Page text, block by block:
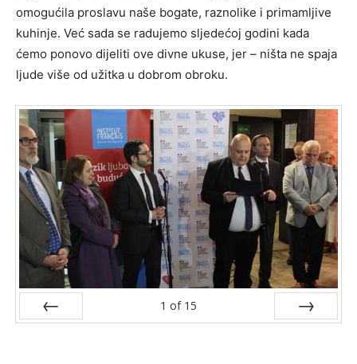
omogućila proslavu naše bogate, raznolike i primamljive
kuhinje. Već sada se radujemo sljedećoj godini kada
ćemo ponovo dijeliti ove divne ukuse, jer – ništa ne spaja
ljude više od užitka u dobrom obroku.
1 of 15